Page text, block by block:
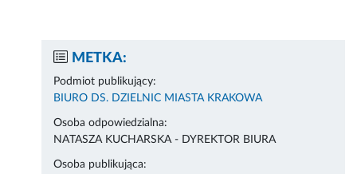
METKA:
Podmiot publikujący:
BIURO DS. DZIELNIC MIASTA KRAKOWA
Osoba odpowiedzialna:
NATASZA KUCHARSKA - DYREKTOR BIURA
Osoba publikująca: